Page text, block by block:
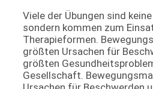
Viele der Übungen sind
sondern kommen zum
Therapieformen.
größten Ursachen für
größten
Gesellschaft.